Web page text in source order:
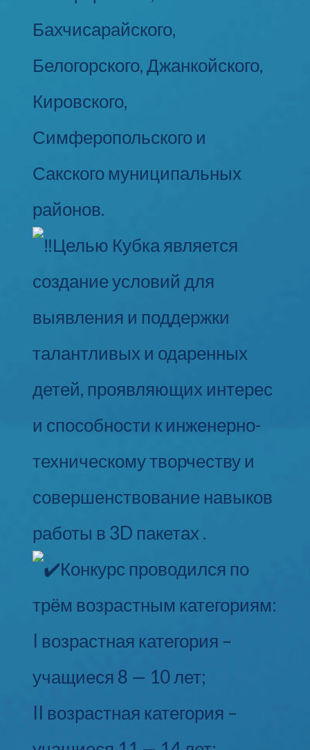
Бахчисарайского,
Белогорского, Джанкойского,
Кировского,
Симферопольского и
Сакского муниципальных
районов.
Целью Кубка является
создание условий для
выявления и поддержки
талантливых и одаренных
детей, проявляющих интерес
и способности к инженерно-
техническому творчеству и
совершенствование навыков
работы в 3D пакетах .
Конкурс проводился по
трём возрастным категориям:
I возрастная категория –
учащиеся 8 — 10 лет;
II возрастная категория –